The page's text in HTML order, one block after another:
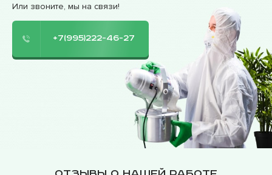
Или звоните, мы на связи!
+7(995)222-46-27